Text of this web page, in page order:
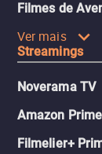
Filmes de
Ver mais
Streamings
Noverama TV
Amazon
Filmelier+